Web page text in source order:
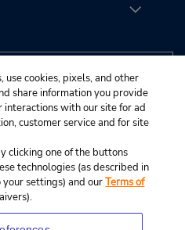
cookies, pixels, and other
share information you provide
with our site for ad
customer service and for site
clicking one of the buttons
technologies (as described in
your settings) and ourTerms of